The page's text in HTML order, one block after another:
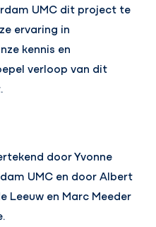
UMC dit project te
ervaring in
kennis en
verloop van dit
door Yvonne
UMC en door Albert
Leeuw en Marc Meeder